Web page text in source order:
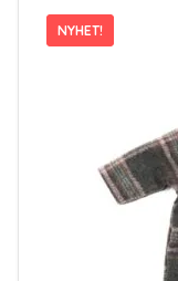
NYHET!
NYHET!